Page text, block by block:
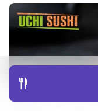
Entdecken